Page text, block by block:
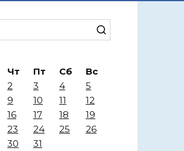
Чт Пт Сб
Вс
2 3 4
5
9 10 11
12
16 17 18
19
23 24 25
26
30 31